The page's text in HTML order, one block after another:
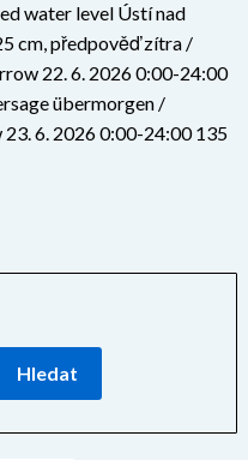
water level Ústí nad
cm, předpověď zítra /
22. 6. 2026 0:00-24:00
übermorgen /
6. 2026 0:00-24:00 135
Hledat